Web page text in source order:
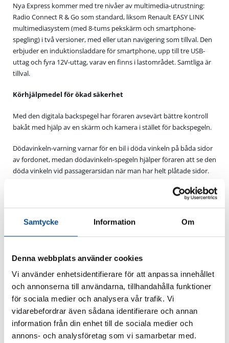
Samtycke Information Om
Denna webbplats använder cookies
Vi använder enhetsidentifierare för att anpassa innehållet
och annonserna till användarna, tillhandahålla funktioner
för sociala medier och analysera vår trafik. Vi
vidarebefordrar även sådana identifierare och annan
information från din enhet till de sociala medier och
annons- och analysföretag som vi samarbetar med.
Nya Express kommer med tre nivåer av multimedia-utrustning:
Radio Connect R & Go som standard, liksom Renault EASY LINK
multimediasystem (med 8-tums pekskärm och smartphone-
spegling) i två versioner, med eller utan navigering som tillval. Den
erbjuder en induktionsladdare för smartphone, upp till tre USB-
uttag och fyra 12V-uttag, varav en finns i lastområdet. Samtliga är
tillval.
Körhjälpmedel för ökad säkerhet
Med den digitala backspegel har föraren avsevärt bättre kontroll
bakåt med hjälp av en skärm och kamera i stället för backspegeln.
Dödavinkeln-varning varnar för en bil i döda vinkeln på båda sidor
av fordonet, medan dödavinkeln-spegeln hjälper föraren att se den
döda vinkeln vid passagerarsidan när man har helt plåtade sidor.
förenklar parkeringen med bildåterkoppling integrerad i
Motorer
och 95hk, med en 6-växlad manuell växellåda.
Orderstart vecka 8!